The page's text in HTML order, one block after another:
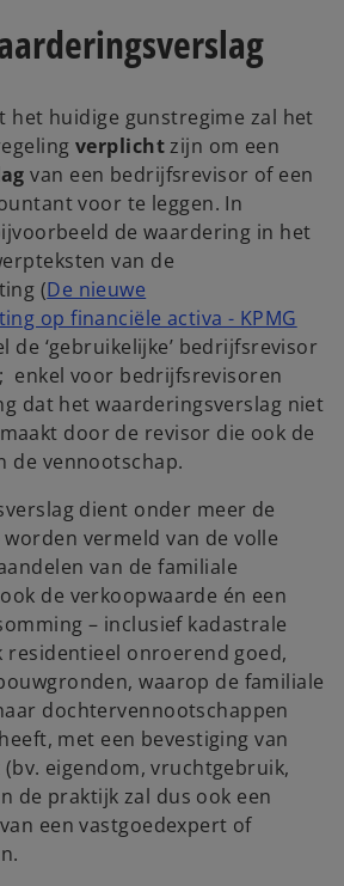
het huidige gunstregime zal het
verplichtzijn om een
van een bedrijfsrevisor of een
voor te leggen. In
de waardering in het
van de
(De nieuwe
op financiële activa - KPMG
de ‘gebruikelijke’ bedrijfsrevisor
enkel voor bedrijfsrevisoren
dat het waarderingsverslag niet
door de revisor die ook de
de vennootschap.
dient onder meer de
vermeld van de volle
van de familiale
de verkoopwaarde én een
– inclusief kadastrale
residentieel onroerend goed,
waarop de familiale
dochtervennootschappen
met een bevestiging van
eigendom, vruchtgebruik,
de praktijk zal dus ook een
een vastgoedexpert of